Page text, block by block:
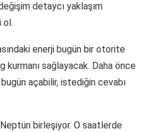
detaycı yaklaşım
ol.
enerji bugün bir otorite
kurmanı sağlayacak. Daha önce
açabilir, istediğin cevabı
birleşiyor. O saatlerde